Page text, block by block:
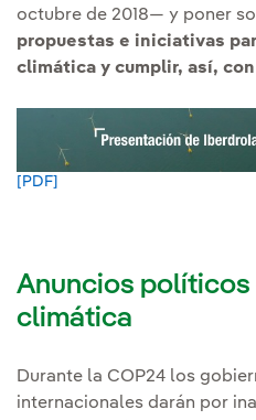
octubre de 2018— y poner
propuestas e iniciativas
climática y cumplir, así,
[PDF]
Anuncios políticos
climática
Durante la COP24 los
internacionales darán por